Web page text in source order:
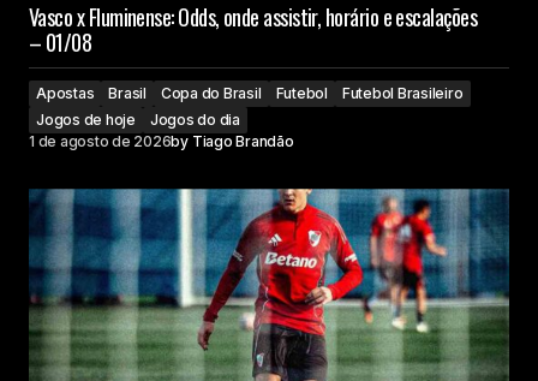
Vasco x Fluminense: Odds, onde assistir, horário e escalações
– 01/08
Apostas Brasil Copa do Brasil Futebol
Futebol Brasileiro
Jogos de hoje
Jogos do dia
1 de agosto de 2026by Tiago Brandão